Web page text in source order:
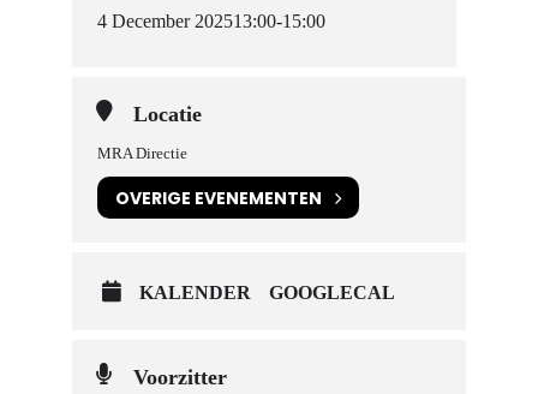
4 December 202513:00-15:00
Locatie
MRA Directie
OVERIGE EVENEMENTEN
KALENDER GOOGLECAL
Voorzitter